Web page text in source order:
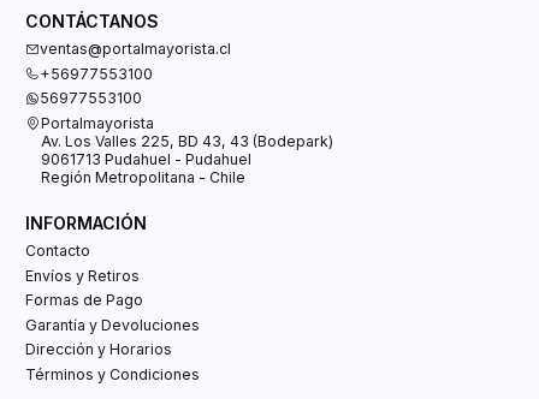
CONTÁCTANOS
ventas@portalmayorista.cl
+56977553100
56977553100
Portalmayorista
Av. Los Valles 225, BD 43, 43 (Bodepark)
9061713 Pudahuel - Pudahuel
Región Metropolitana - Chile
INFORMACIÓN
Contacto
Envíos y Retiros
Formas de Pago
Garantía y Devoluciones
Dirección y Horarios
Términos y Condiciones